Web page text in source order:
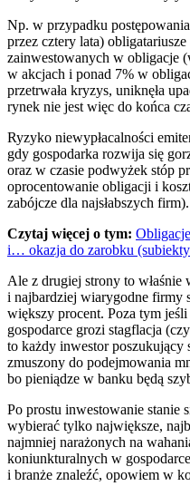
Np. w przypadku
przez cztery lata)
zainwestowanych w obligacje
w akcjach i ponad 7% w
przetrwała kryzys, uniknęła
rynek nie jest więc do końca
Ryzyko niewypłacalności
gdy gospodarka rozwija się
oraz w czasie podwyżek stóp
oprocentowanie obligacji i
zabójcze dla najsłabszych firm).
Czytaj więcej o tym:
i… okazja do zarobku
Ale z drugiej strony to właśnie
i najbardziej wiarygodne firmy
większy procent. Poza tym
gospodarce grozi stagflacja
to każdy inwestor poszukujący
zmuszony do podejmowania
bo pieniądze w banku będą
Po prostu inwestowanie stanie
wybierać tylko największe,
najmniej narażonych na
koniunkturalnych w
i branże znaleźć, opowiem w